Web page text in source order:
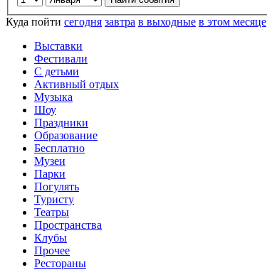
Куда пойти сегодня завтра в выходные в этом месяце
Выставки
Фестивали
С детьми
Активный отдых
Музыка
Шоу
Праздники
Образование
Бесплатно
Музеи
Парки
Погулять
Туристу
Театры
Пространства
Клубы
Прочее
Рестораны